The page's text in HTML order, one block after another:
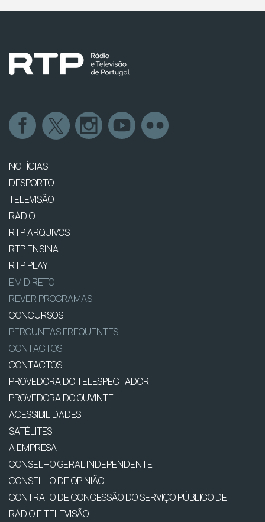
NOTÍCIAS
DESPORTO
TELEVISÃO
RÁDIO
RTP ARQUIVOS
RTP ENSINA
RTP PLAY
EM DIRETO
REVER PROGRAMAS
CONCURSOS
PERGUNTAS FREQUENTES
CONTACTOS
CONTACTOS
PROVEDORA DO TELESPECTADOR
PROVEDORA DO OUVINTE
ACESSIBILIDADES
SATÉLITES
A EMPRESA
CONSELHO GERAL INDEPENDENTE
CONSELHO DE OPINIÃO
CONTRATO DE CONCESSÃO DO SERVIÇO PÚBLICO DE
RÁDIO E TELEVISÃO